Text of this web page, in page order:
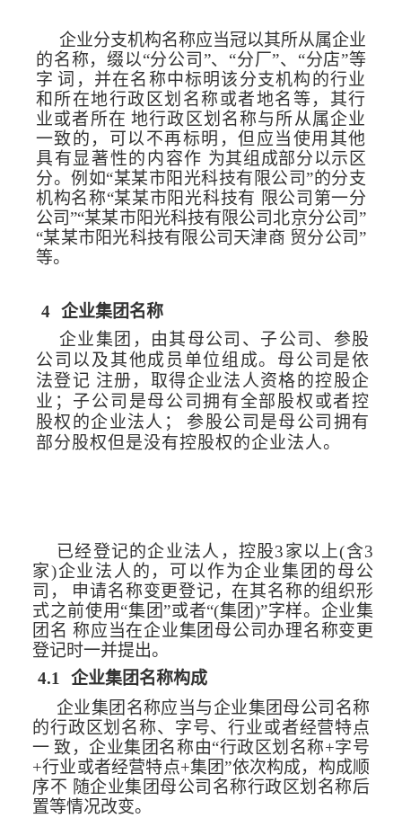
企业分支机构名称应当冠以其所从属企业
的名称，缀以“分公司”、“分厂”、“分店”等
字 词，并在名称中标明该分支机构的行业
和所在地行政区划名称或者地名等，其行
业或者所在 地行政区划名称与所从属企业
一致的，可以不再标明，但应当使用其他
具有显著性的内容作 为其组成部分以示区
分。例如“某某市阳光科技有限公司”的分支
机构名称“某某市阳光科技有 限公司第一分
公司”“某某市阳光科技有限公司北京分公司 ”
“某某市阳光科技有限公司天津商 贸分公司”
等。
4 企业集团名称
企业集团，由其母公司、子公司、参股
公司 以及其他成员单位组成。母公司是依
法登记 注册，取得企业法人资格的控股企
业；子公司是母公司拥有全部股权或者控
股权的企业法人；
参股公司是母公司拥有
部分股权但是没有控股权的企业法人。
已经登记的企业法人，控股3家以上(含3
家)企业法人的，可以作为企业集团的母公
司，
申请名称变更登记，在其名称的组织形
式之前使用“集团”或者“(集团)”字样。企业集
团名称应当在企业集团母公司办理名称变更
登记时一并提出。
4.1
企业集团名称构成
企业集团名称应当与企业集团母公司名称
的行政区划名称、字号、行业或者经营特点
一 致，企业集团名称由“行政区划名称+字号
+行业或者经营特点+集团”依次构成，构成顺
序不 随企业集团母公司名称行政区划名称后
置等情况改变。